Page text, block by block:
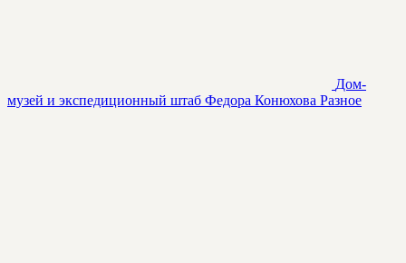
Дом-
музей и экспедиционный штаб Федора Конюхова Разное